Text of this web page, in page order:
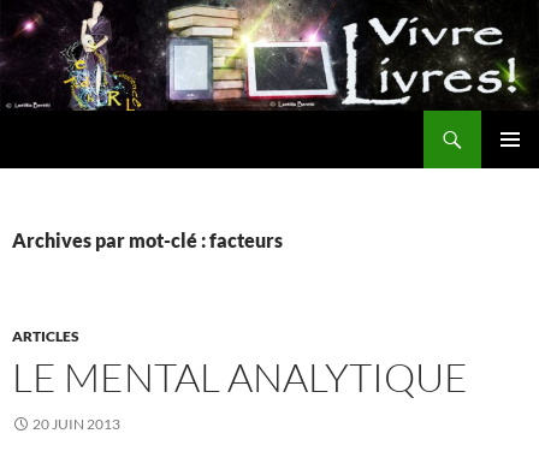
Aller
au
contenu
Archives par mot-clé : facteurs
ARTICLES
LE MENTAL ANALYTIQUE
20 JUIN 2013